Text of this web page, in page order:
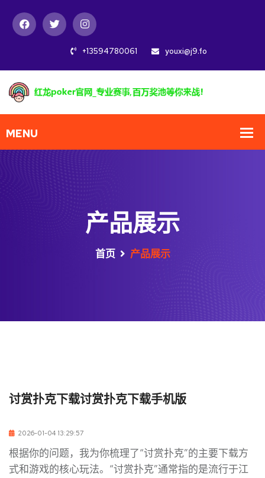
+13594780061 youxi@j9.fo
产品展示
首页 产品展示
讨赏扑克下载讨赏扑克下载手机版
2026-01-04 13:29:57
根据你的问题，我为你梳理了“讨赏扑克”的主要下载方
式和游戏的核心玩法。“讨赏扑克”通常指的是流行于江